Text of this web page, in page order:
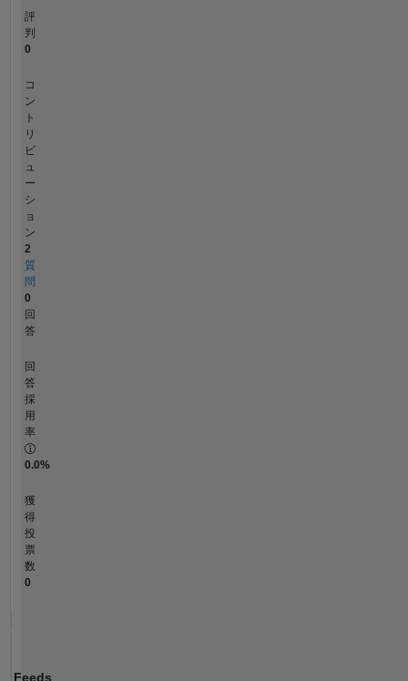
評
判
0
コ
ン
ト
リ
ビ
ュ
ー
シ
ョ
ン
2
質
問
0
回
答
回
答
採
用
率
0.0%
獲
得
投
票
数
0
Feeds